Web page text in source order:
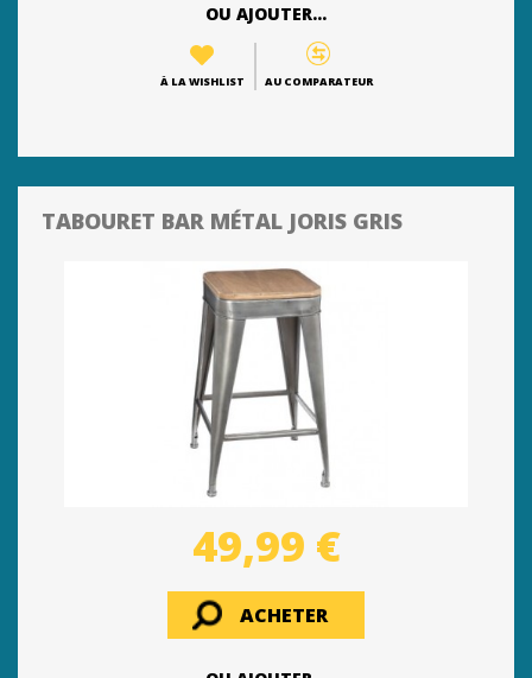
OU AJOUTER...
À LA WISHLIST AU COMPARATEUR
TABOURET BAR MÉTAL JORIS GRIS
49,99 €
ACHETER